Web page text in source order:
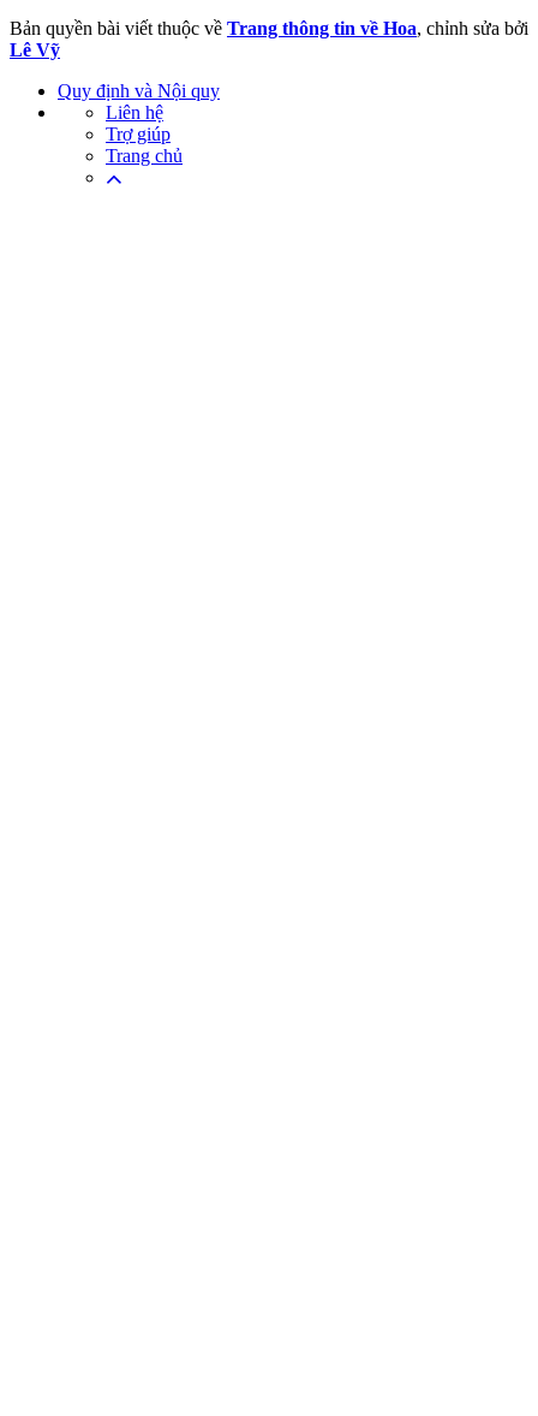
Bản quyền bài viết thuộc về Trang thông tin về Hoa, chỉnh sửa bởi
Lê Vỹ
Quy định và Nội quy
Liên hệ
Trợ giúp
Trang chủ